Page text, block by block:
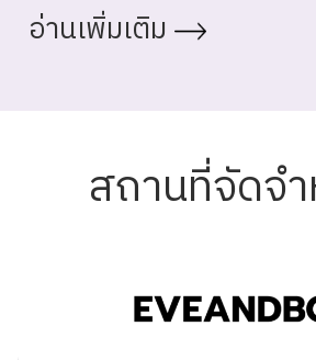
อ่านเพิ่มเติม
สถานที่จัดจ